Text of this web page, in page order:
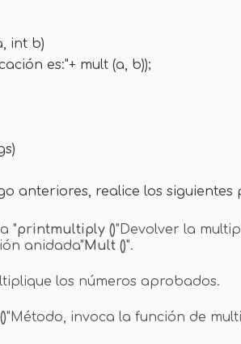
int b)
es:"+ mult (a, b));
anteriores, realice los siguientes
"printmultiply ()"Devolver la
anidada" Mult ()".
los números aprobados.
"Método, invoca la función de